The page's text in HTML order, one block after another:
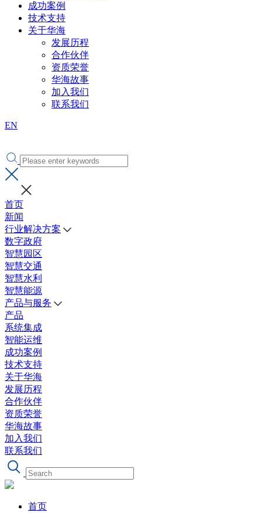
成功案例
技术支持
关于华海
发展历程
合作伙伴
资质荣誉
华海故事
加入我们
联系我们
EN
首页
新闻
行业解决方案
数字政府
智慧园区
智慧交通
智慧水利
智慧能源
产品与服务
产品
系统集成
智能运维
成功案例
技术支持
关于华海
发展历程
合作伙伴
资质荣誉
华海故事
加入我们
联系我们
首页